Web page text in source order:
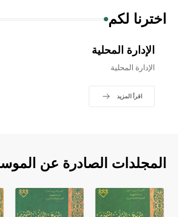
اخترنا لكم
الإدارة المحلية
الإدارة المحلية
اقرأ المزيد
المجلدات الصادرة عن